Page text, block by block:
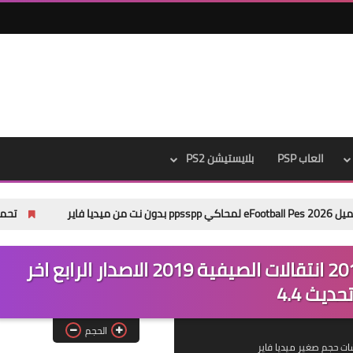
العاب PSP بلايستيشن PS2
تحميل باتش Pes 2013 Next Season Patch 2026 من ميديا فاير
تحميل باتش بروفيشيونال بيس 2017 انتقالات الصيفية 2019 الاصدار الرابع اخر
تحديث 4.4
الحجم